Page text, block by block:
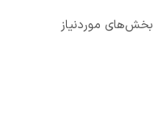
بخش‌های موردنیاز